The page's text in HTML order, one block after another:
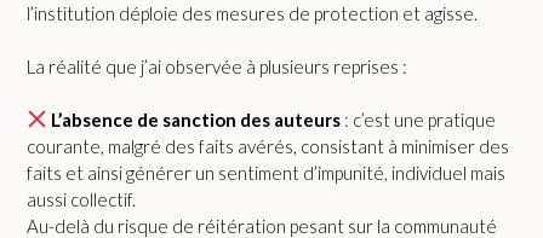
l’institution déploie des mesures de protection et agisse.
La réalité que j’ai observée à plusieurs reprises :
L’absence de sanction des auteurs : c’est une pratique
courante, malgré des faits avérés, consistant à minimiser des
faits et ainsi générer un sentiment d’impunité, individuel mais
aussi collectif.
Au-delà du risque de réitération pesant sur la communauté